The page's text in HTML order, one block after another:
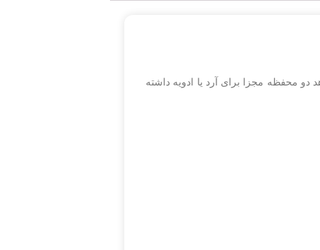
محفظه مجزا برای آرد یا ادویه داشته